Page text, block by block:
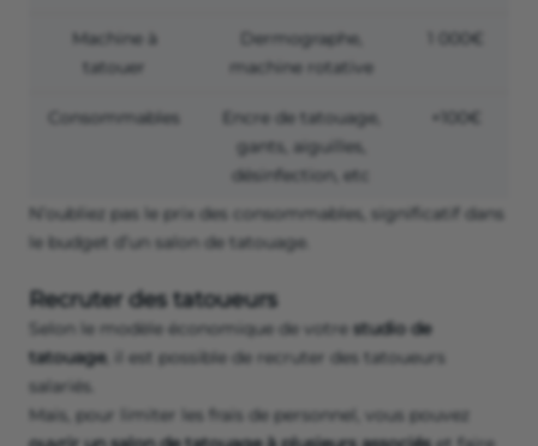
Machine à
tatouer
Dermographe,
machine rotative
1 000€
Consommables
Encre de tatouage,
gants, aiguilles,
désinfection, etc
+100€
N’oubliez pas le prix des consommables, significatif dans
le budget d’un salon de tatouage.
Recruter des tatoueurs
Selon le modèle économique de votre studio de
tatouage, il est possible de recruter des tatoueurs
salariés.
Mais, pour limiter les frais de personnel, vous pouvez